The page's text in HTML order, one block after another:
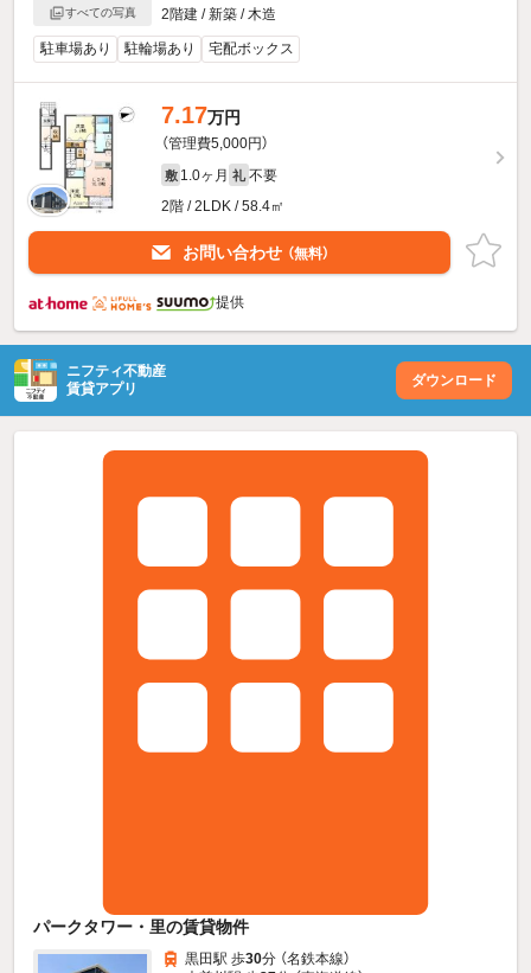
すべての写真 2階建 / 新築 / 木造
駐車場あり 駐輪場あり 宅配ボックス
7.17万円
（管理費5,000円）
敷 1.0ヶ月 礼 不要
2階 / 2LDK / 58.4㎡
お問い合わせ （無料）
提供
ニフティ不動産
賃貸アプリ
ダウンロード
パークタワー・里の賃貸物件
黒田駅 歩30分 （名鉄本線）